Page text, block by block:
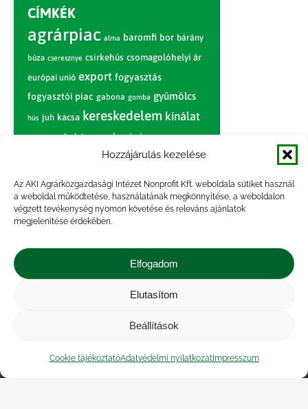
Hozzájárulás kezelése
Az AKI Agrárközgazdasági Intézet Nonprofit Kft. weboldala sütiket használ
a weboldal működtetése, használatának megkönnyítése, a weboldalon
végzett tevékenység nyomon követése és releváns ajánlatok
megjelenítése érdekében.
Elfogadom
Elutasítom
Beállítások
Cookie tájékoztatóAdatvédelmi nyilatkozatImpresszum
CÍMKÉK
agrárpiac alma baromfi bor bárány
búza cseresznye csirkehús csomagolóhelyi ár
európai unió export fogyasztás
fogyasztói piac gabona gomba gyümölcs
hús juh kacsa kereskedelem kínálat
körte marhahús nagybani piac narancs
nemzetközi árinformációk
paradicsom piac piaci jelentés
pulyka pulykahús sertés sertéshús
szarvasmarha termelés
termelői
zöldség árak
átlagárértékesítési ár
Közérdekű adatok
| Adatvédelmi nyilatkozat
|